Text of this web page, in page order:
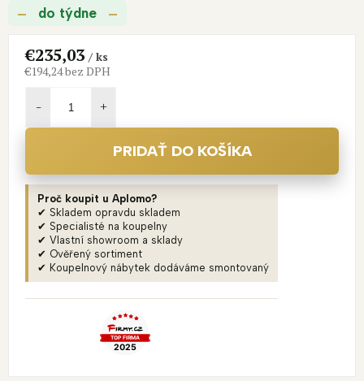
do týdne
€235,03/ ks
€194,24 bez DPH
PRIDAŤ DO KOŠÍKA
Proč koupit u Aplomo?
✔ Skladem opravdu skladem
✔ Specialisté na koupelny
✔ Vlastní showroom a sklady
✔ Ověřený sortiment
✔ Koupelnový nábytek dodáváme smontovaný